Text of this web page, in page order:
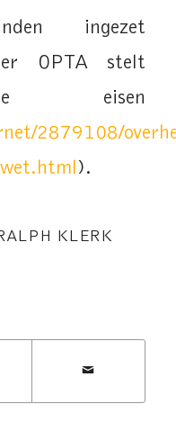
ingezet
OPTA stelt
eisen
2879108/
).
KLERK